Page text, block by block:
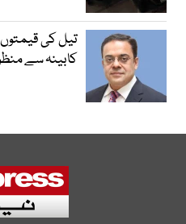
تیل کی
کابینہ سے